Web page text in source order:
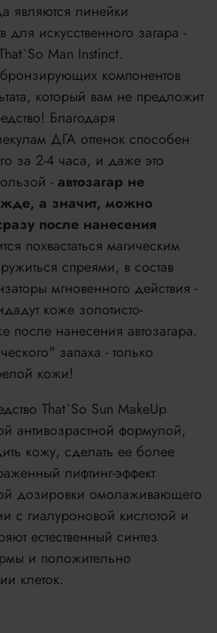
являются линейки
искусственного загара -
Man Instinct.
компонентов
который вам не предложит
Благодаря
ДГА оттенок способен
за 2-4 часа, и даже это
- автозагар не
а значит, можно
после нанесения
похвастаться магическим
спреями, в состав
мгновенного действия -
коже золотисто-
после нанесения автозагара.
запаха - только
кожи!
That`So Sun MakeUp
антивозрастной формулой,
кожу, сделать ее более
лифтинг-эффект
дозировки омолаживающего
с гиалуроновой кислотой и
естественный синтез
и положительно
клеток.